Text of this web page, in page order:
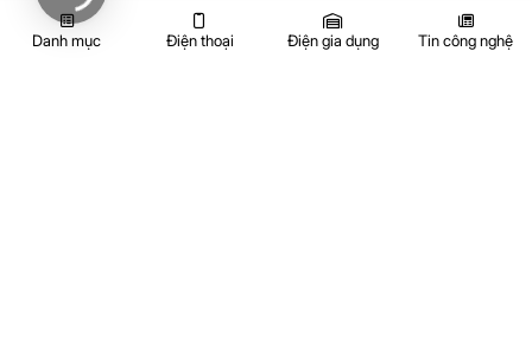
Danh mục Điện thoại Điện gia dụng Tin công nghệ
KẾT NỐI VỚI HAPPY HOME